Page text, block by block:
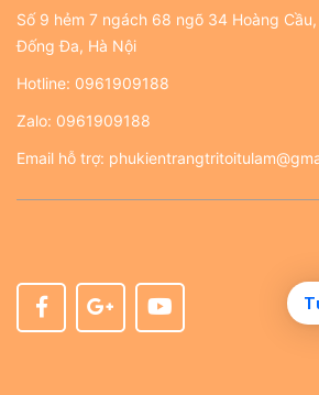
Số 9 hẻm 7 ngách 68 ngõ 34 Hoàng Cầu,
Đống Đa, Hà Nội
Hotline: 0961909188
Zalo: 0961909188
Email hỗ trợ: